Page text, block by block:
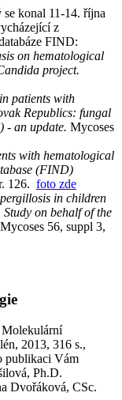
konal 11-14. října
z
FIND:
on hematological
project.
patients with
Republics: fungal
- an update. Mycoses
with hematological
(FIND)
126. foto zde
in children
on behalf of the
Mycoses 56, suppl 3,
2013, 316 s.,
publikaci Vám
Ph.D.
Dvořáková, CSc.